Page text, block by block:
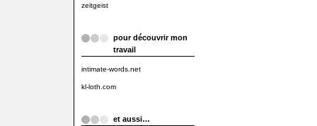
zeitgeist
pour découvrir mon
travail
intimate-words.net
kl-loth.com
et aussi…